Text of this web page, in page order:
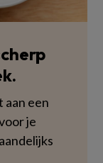
aan een
je